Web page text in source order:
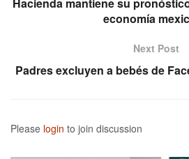
Hacienda mantiene su
economía
Next Post
Padres excluyen a bebés de
Please login to join discussion